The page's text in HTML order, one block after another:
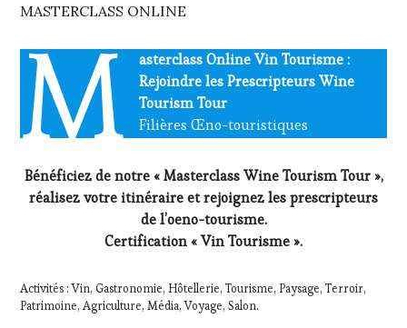
MASTERCLASS ONLINE
M
asterclass Online Vin Tourisme :
Rejoindre les Prescripteurs Wine
Tourism Tour
Filières Œno-touristiques
Bénéficiez de notre « Masterclass Wine Tourism Tour »,
réalisez votre itinéraire et rejoignez les prescripteurs
de l’oeno-tourisme.
Certification « Vin Tourisme ».
Activités : Vin, Gastronomie, Hôtellerie, Tourisme, Paysage, Terroir,
Patrimoine, Agriculture, Média, Voyage, Salon.